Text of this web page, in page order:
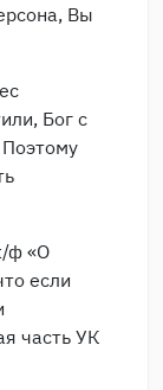
Вы
Бог с
ф «О
если
часть УК